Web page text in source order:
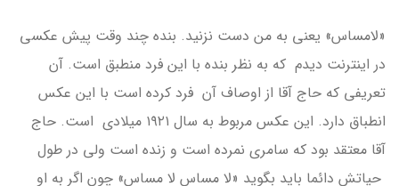
«لامساس» یعنی به من دست نزنید. بنده چند وقت پیش عکسی
در اینترنت دیدم که به نظر بنده با این فرد منطبق است. آن
تعریفی که حاج آقا از اوصاف آن فرد کرده است با این عکس
انطباق دارد. این عکس مربوط به سال ۱۹۲۱ میلادی است. حاج
آقا معتقد بود که سامری نمرده است و زنده است ولی در طول
حیاتش دائما باید بگوید «لا مساس لا مساس» چون اگر به او